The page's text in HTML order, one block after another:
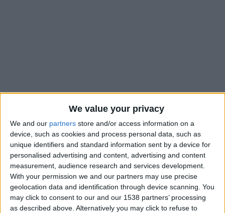
We value your privacy
We and our partners store and/or access information on a
device, such as cookies and process personal data, such as
unique identifiers and standard information sent by a device for
personalised advertising and content, advertising and content
measurement, audience research and services development.
With your permission we and our partners may use precise
geolocation data and identification through device scanning. You
may click to consent to our and our 1538 partners’ processing
as described above. Alternatively you may click to refuse to
En 2026, Monaco poursuit sa mauvaise passe face à l’OL à
domicile. Retour sur un match ubuesque qui s’inscrit dans une
ambiance délétère autour du club.
Avec une liste des blessés qui continue de s’allonger et un
mercato qui s’annonce plus riche dans le sens des départs,
l’avenir s’assombrit pour l’ASM cette saison.
Avec Adrien, Damien et Patrice.